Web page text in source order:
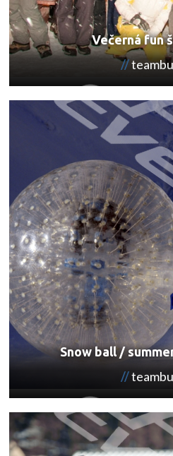
Večerná fun
Snow ball /